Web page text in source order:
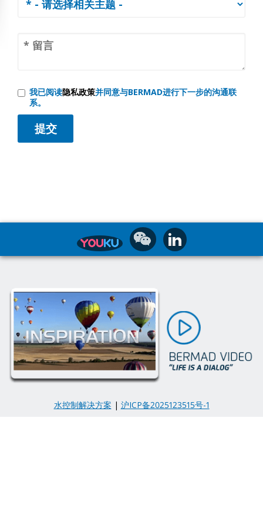
我已阅读隐私政策并同意与BERMAD进行下一步的沟通联
系。
水控制解决方案 | 沪ICP备2025123515号-1